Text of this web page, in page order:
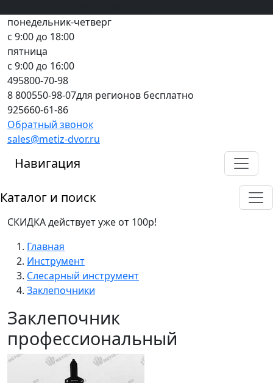
понедельник-четверг
с 9:00 до 18:00
пятница
с 9:00 до 16:00
495800-70-98
8 800550-98-07для регионов бесплатно
925660-61-86
Обратный звонок
sales@metiz-dvor.ru
Навигация
Каталог и поиск
СКИДКА действует уже от 100р!
Главная
Инструмент
Слесарный инструмент
Заклепочники
Заклепочник
профессиональный